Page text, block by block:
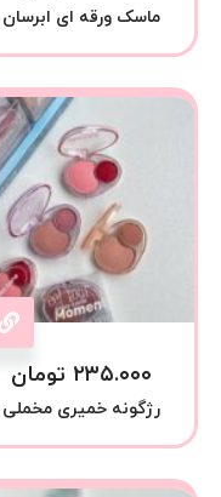
ماسک ورقه ای ابرسان
۲۳۵.۰۰۰ تومان
رژگونه خمیری مخملی